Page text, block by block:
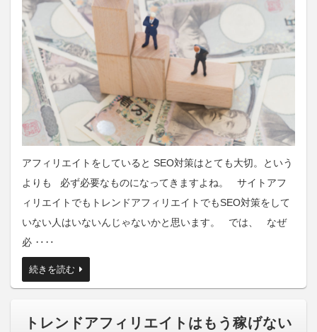
アフィリエイトをしていると SEO対策はとても大切。という
よりも 必ず必要なものになってきますよね。 サイトアフ
ィリエイトでもトレンドアフィリエイトでもSEO対策をして
いない人はいないんじゃないかと思います。 では、 なぜ
必 ‥‥
続きを読む
トレンドアフィリエイトはもう稼げない